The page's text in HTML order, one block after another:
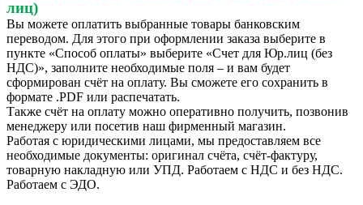
лиц)
Вы можете оплатить выбранные товары банковским
переводом. Для этого при оформлении заказа выберите в
пункте «Способ оплаты» выберите «Счет для Юр.лиц (без
НДС)», заполните необходимые поля – и вам будет
сформирован счёт на оплату. Вы сможете его сохранить в
формате .PDF или распечатать.
Также счёт на оплату можно оперативно получить, позвонив
менеджеру или посетив наш фирменный магазин.
Работая с юридическими лицами, мы предоставляем все
необходимые документы: оригинал счёта, счёт-фактуру,
товарную накладную или УПД. Работаем с НДС и без НДС.
Работаем с ЭДО.